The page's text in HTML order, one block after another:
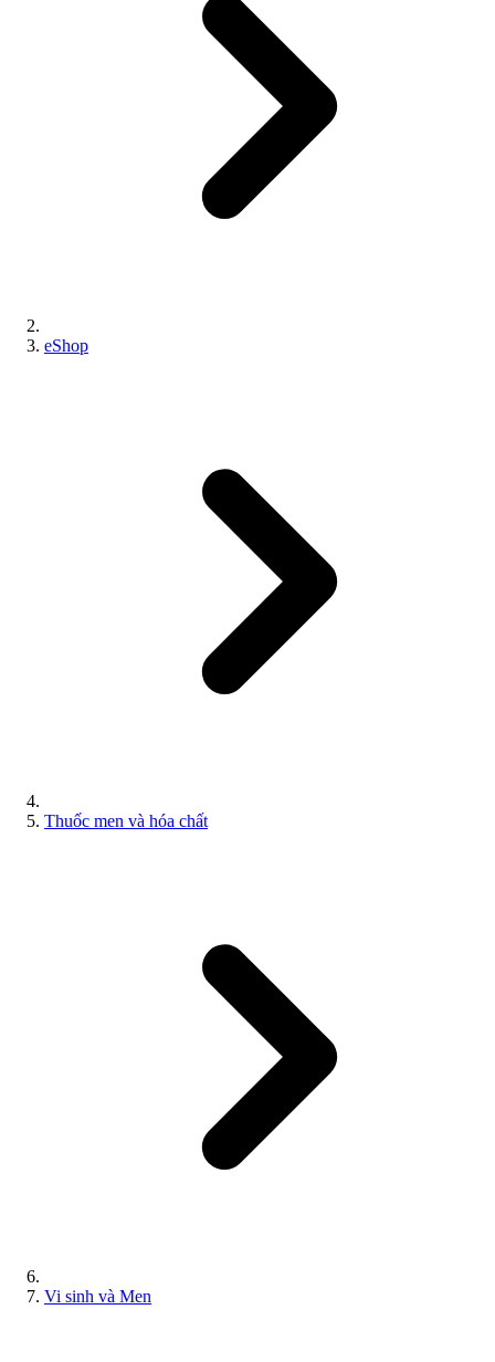
eShop
Thuốc men và hóa chất
Vi sinh và Men